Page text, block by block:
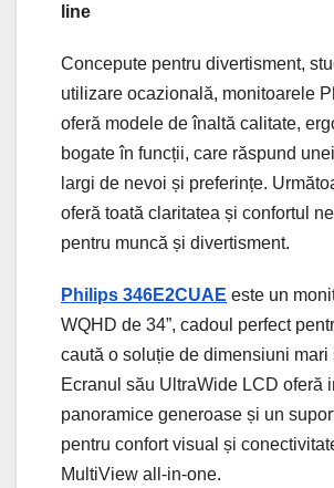
line
Concepute pentru divertisment,
utilizare ocazională, monitoarele
oferă modele de înaltă calitate,
bogate în funcții, care răspund
largi de nevoi și preferințe.
oferă toată claritatea și confortul
pentru muncă și divertisment.
Philips 346E2CUAE este un
WQHD de 34”, cadoul perfect
caută o soluție de dimensiuni mari
Ecranul său UltraWide LCD oferă
panoramice generoase și un
pentru confort visual și
MultiView all-in-one.